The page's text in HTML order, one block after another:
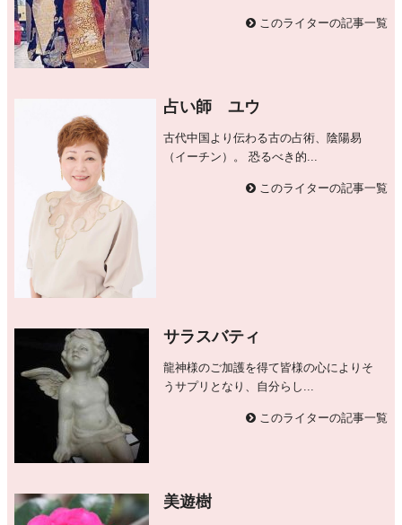
このライターの記事一覧
占い師 ユウ
古代中国より伝わる古の占術、陰陽易
（イーチン）。 恐るべき的...
このライターの記事一覧
サラスバティ
龍神様のご加護を得て皆様の心によりそ
うサプリとなり、自分らし...
このライターの記事一覧
美遊樹